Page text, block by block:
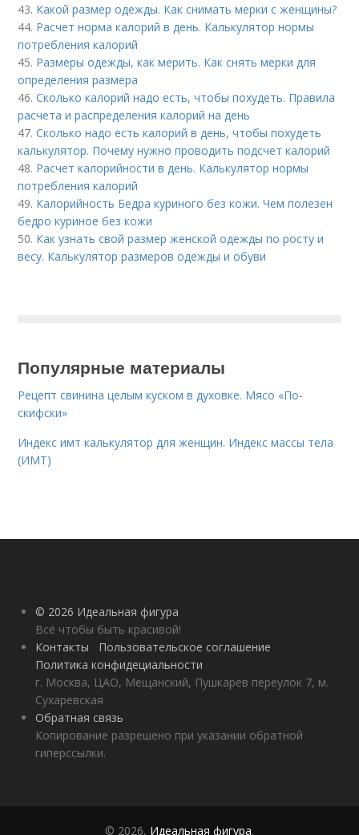
43. Какой размер одежды. Как снимать мерки с женщины?
44. Расчет норма калорий в день. Калькулятор нормы
потребления калорий
45. Размеры одежды, как мерить. Как снять мерки для
определения размера
46.Сколько калорий надо есть, чтобы похудеть. Правила
расчета и распределения калорий на день
47.Сколько надо есть калорий в день, чтобы похудеть
калькулятор. Почему нужно проводить подсчет калорий
48. Расчет калорийности в день. Калькулятор нормы
потребления калорий
49. Калорийность Бедра куриного без кожи. Чем полезен
бедро куриное без кожи
50. Как узнать свой размер женской одежды по росту и
весу. Калькулятор размеров одежды и обуви
Популярные материалы
Рецепт свинина целым куском в духовке. Мясо «По-
скифски»
Индекс имт калькулятор для женщин. Индекс массы тела
(ИМТ)
© 2026 Идеальная фигура
Всё чтобы быть красивой!
Контакты
Пользовательское соглашение
Политика конфидециальности
г. Москва, ЦАО, Мещанский, Пушкарев переулок 7, м.
Сухаревская
Обратная связь
Копирование разрешено при указании обратной
гиперссылки.
© 2026, Идеальная фигура.